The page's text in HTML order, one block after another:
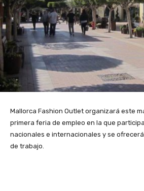
Mallorca Fashion Outlet organizará este
primera feria de empleo en la que
nacionales e internacionales y se
de trabajo.